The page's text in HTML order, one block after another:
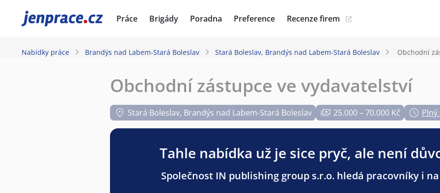
JenPráce.cz Práce Brigády Poradna Preference Recenze firem
Nabídky práce Brandýs nad Labem-Stará Boleslav Stará Boleslav, Brandýs nad Labem-Stará Boleslav Obchodní
Obchodní zástupce ve vydavatelství
Stará Boleslav, Brandýs nad Labem-Stará Boleslav 25.000 – 70.000 Kč Plný
Tahle nabídka už je sice pryč, ale není
Společnost IN publishing group s.r.o. hledá pracovníky i